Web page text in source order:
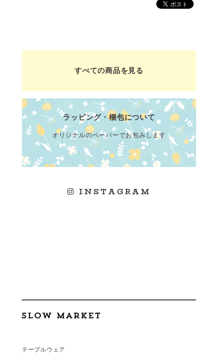
すべての商品を見る
ラッピング・梱包について
オリジナルのペーパーでお包みします
INSTAGRAM
テーブルウェア